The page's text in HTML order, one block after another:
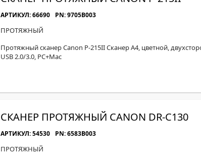
АРТИКУЛ: 66690 PN: 9705B003
ПРОТЯЖНЫЙ
Протяжный сканер Canon P-215II Сканер A4, цветной,
USB 2.0/3.0, PC+Mac
СКАНЕР ПРОТЯЖНЫЙ CANON DR-C130
АРТИКУЛ: 54530 PN: 6583B003
ПРОТЯЖНЫЙ